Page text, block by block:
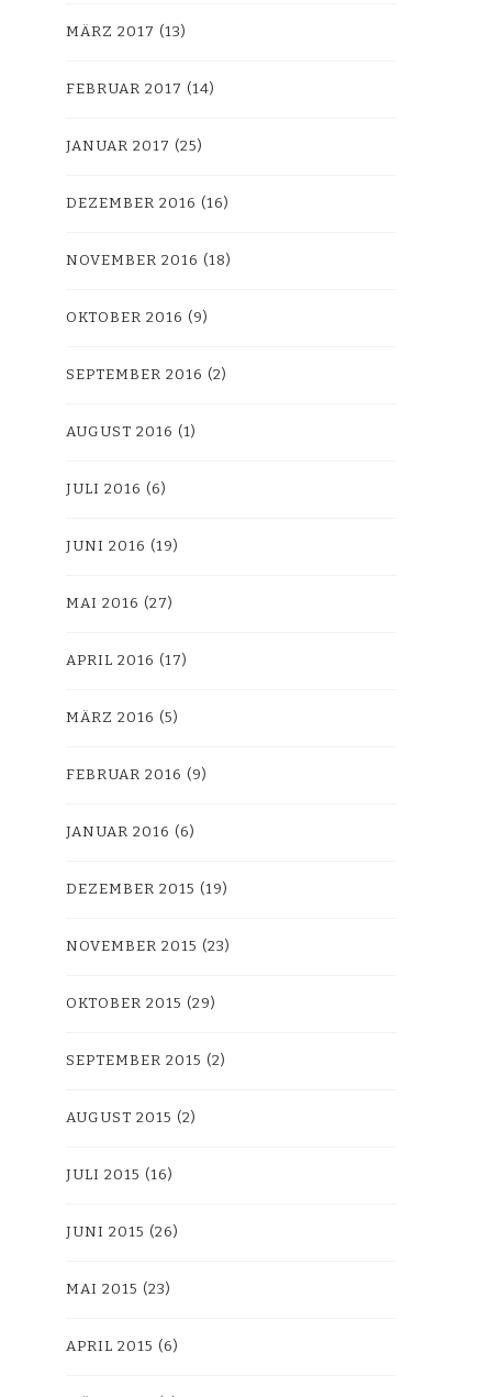
MÄRZ 2017 (13)
FEBRUAR 2017 (14)
JANUAR 2017 (25)
DEZEMBER 2016 (16)
NOVEMBER 2016 (18)
OKTOBER 2016 (9)
SEPTEMBER 2016 (2)
AUGUST 2016 (1)
JULI 2016 (6)
JUNI 2016 (19)
MAI 2016 (27)
APRIL 2016 (17)
MÄRZ 2016 (5)
FEBRUAR 2016 (9)
JANUAR 2016 (6)
DEZEMBER 2015 (19)
NOVEMBER 2015 (23)
OKTOBER 2015 (29)
SEPTEMBER 2015 (2)
AUGUST 2015 (2)
JULI 2015 (16)
JUNI 2015 (26)
MAI 2015 (23)
APRIL 2015 (6)